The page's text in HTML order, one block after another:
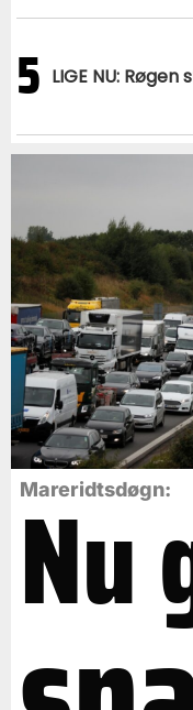
5 LIGE NU:
Mareridtsdøgn:
Nu